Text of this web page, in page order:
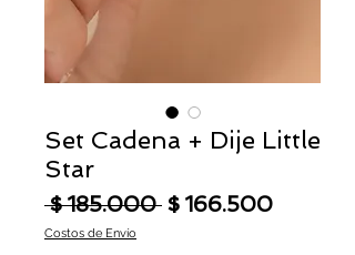
Set Cadena + Dije Little
Star
$ 185.000 Precio
$ 166.500Precio
Costos de Envío